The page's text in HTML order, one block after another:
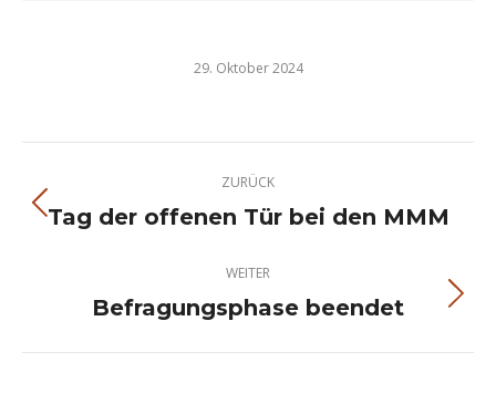
29. Oktober 2024
Kommentarnavigation
ZURÜCK
Vorheriger
Tag der offenen Tür bei den MMM
WEITER
Nächster
Befragungsphase beendet